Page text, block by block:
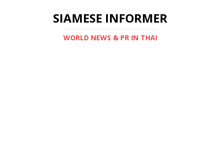
SIAMESE INFORMER
WORLD NEWS & PR IN THAI